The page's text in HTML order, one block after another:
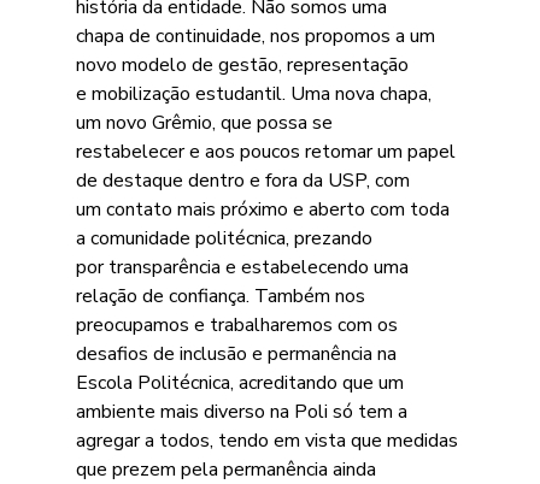
história da entidade. Não somos uma
chapa de continuidade, nos propomos a um
novo modelo de gestão, representação
e mobilização estudantil. Uma nova chapa,
um novo Grêmio, que possa se
restabelecer e aos poucos retomar um papel
de destaque dentro e fora da USP, com
um contato mais próximo e aberto com toda
a comunidade politécnica, prezando
por transparência e estabelecendo uma
relação de confiança. Também nos
preocupamos e trabalharemos com os
desafios de inclusão e permanência na
Escola Politécnica, acreditando que um
ambiente mais diverso na Poli só tem a
agregar a todos, tendo em vista que medidas
que prezem pela permanência ainda